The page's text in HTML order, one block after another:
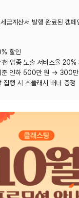
금계산서 발행 완료된 캠페
할인
업종 노출 서비스율 20%
준 인하 500만 원 → 300만
행 시 스플래시 배너 증정